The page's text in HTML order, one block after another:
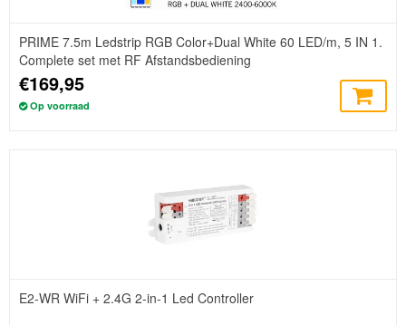
PRIME 7.5m Ledstrip RGB Color+Dual White 60 LED/m, 5 IN 1.
Complete set met RF Afstandsbediening
€169,95
Op voorraad
E2-WR WiFi + 2.4G 2-in-1 Led Controller